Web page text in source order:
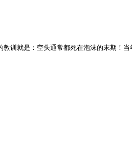
就是：空头通常都死在泡沫的末